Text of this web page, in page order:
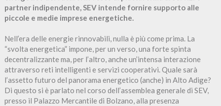
partner indipendente, SEV intende fornire supporto alle
piccole e medie imprese energetiche.
Nell’era delle energie rinnovabili, nulla è più come prima. La
“svolta energetica” impone, per un verso, una forte spinta
decentralizzante ma, per l’altro, anche un’intensa interazione
attraverso reti intelligenti e servizi cooperativi. Quale sarà
l’assetto futuro del panorama energetico (anche) in Alto Adige?
Di questo si è parlato nel corso dell’assemblea generale di SEV,
presso il Palazzo Mercantile di Bolzano, alla presenza